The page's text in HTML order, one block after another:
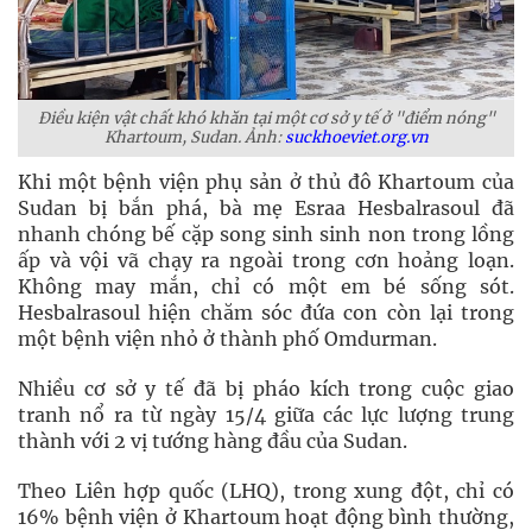
Điều kiện vật chất khó khăn tại một cơ sở y tế ở "điểm nóng"
Khartoum, Sudan. Ảnh:suckhoeviet.org.vn
Khi một bệnh viện phụ sản ở thủ đô Khartoum của
Sudan bị bắn phá, bà mẹ Esraa Hesbalrasoul đã
nhanh chóng bế cặp song sinh sinh non trong lồng
ấp và vội vã chạy ra ngoài trong cơn hoảng loạn.
Không may mắn, chỉ có một em bé sống sót.
Hesbalrasoul hiện chăm sóc đứa con còn lại trong
một bệnh viện nhỏ ở thành phố Omdurman.
Nhiều cơ sở y tế đã bị pháo kích trong cuộc giao
tranh nổ ra từ ngày 15/4 giữa các lực lượng trung
thành với 2 vị tướng hàng đầu của Sudan.
Theo Liên hợp quốc (LHQ), trong xung đột, chỉ có
16% bệnh viện ở Khartoum hoạt động bình thường,